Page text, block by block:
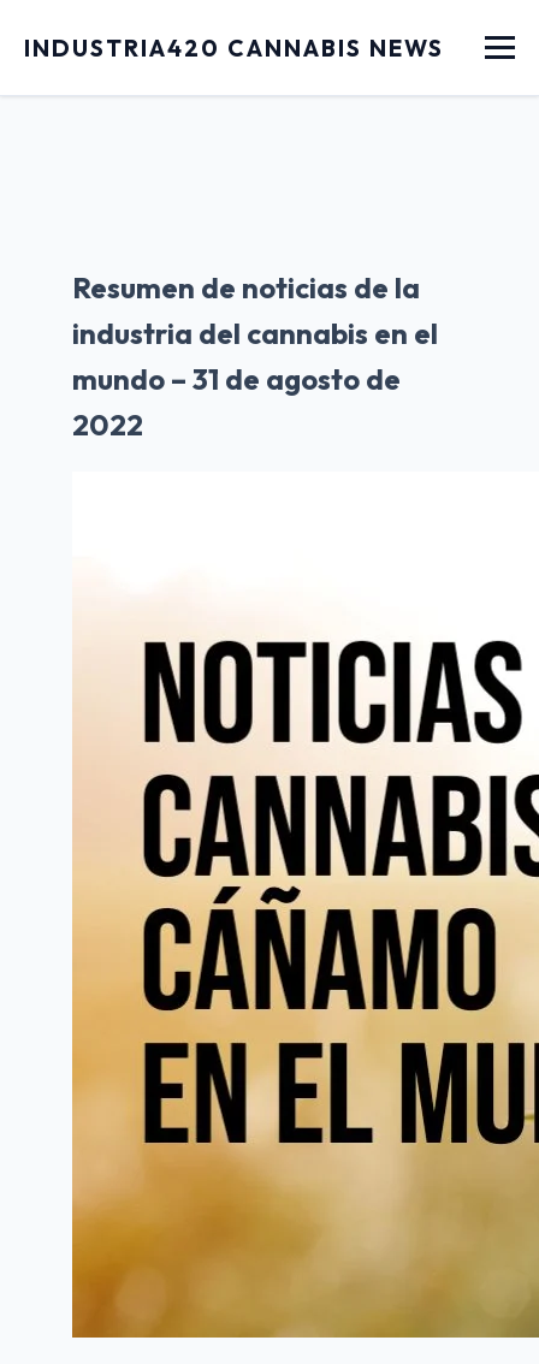
INDUSTRIA420 CANNABIS NEWS Menu
Resumen de noticias de la
industria del cannabis en el
mundo – 31 de agosto de
2022